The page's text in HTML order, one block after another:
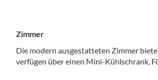
Zimmer
Die modern ausgestatteten Zimmer
verfügen über einen Mini-Kühlschrank,